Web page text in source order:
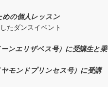
めの個人レッスン
たダンスイベント
ンエリザベス号）に受講生と乗
モンドプリンセス号）に受講